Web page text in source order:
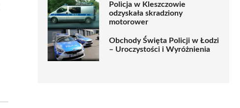
Policja w Kleszczowie
odzyskała skradziony
motorower
Obchody Święta Policji w Łodzi
– Uroczystości i Wyróżnienia